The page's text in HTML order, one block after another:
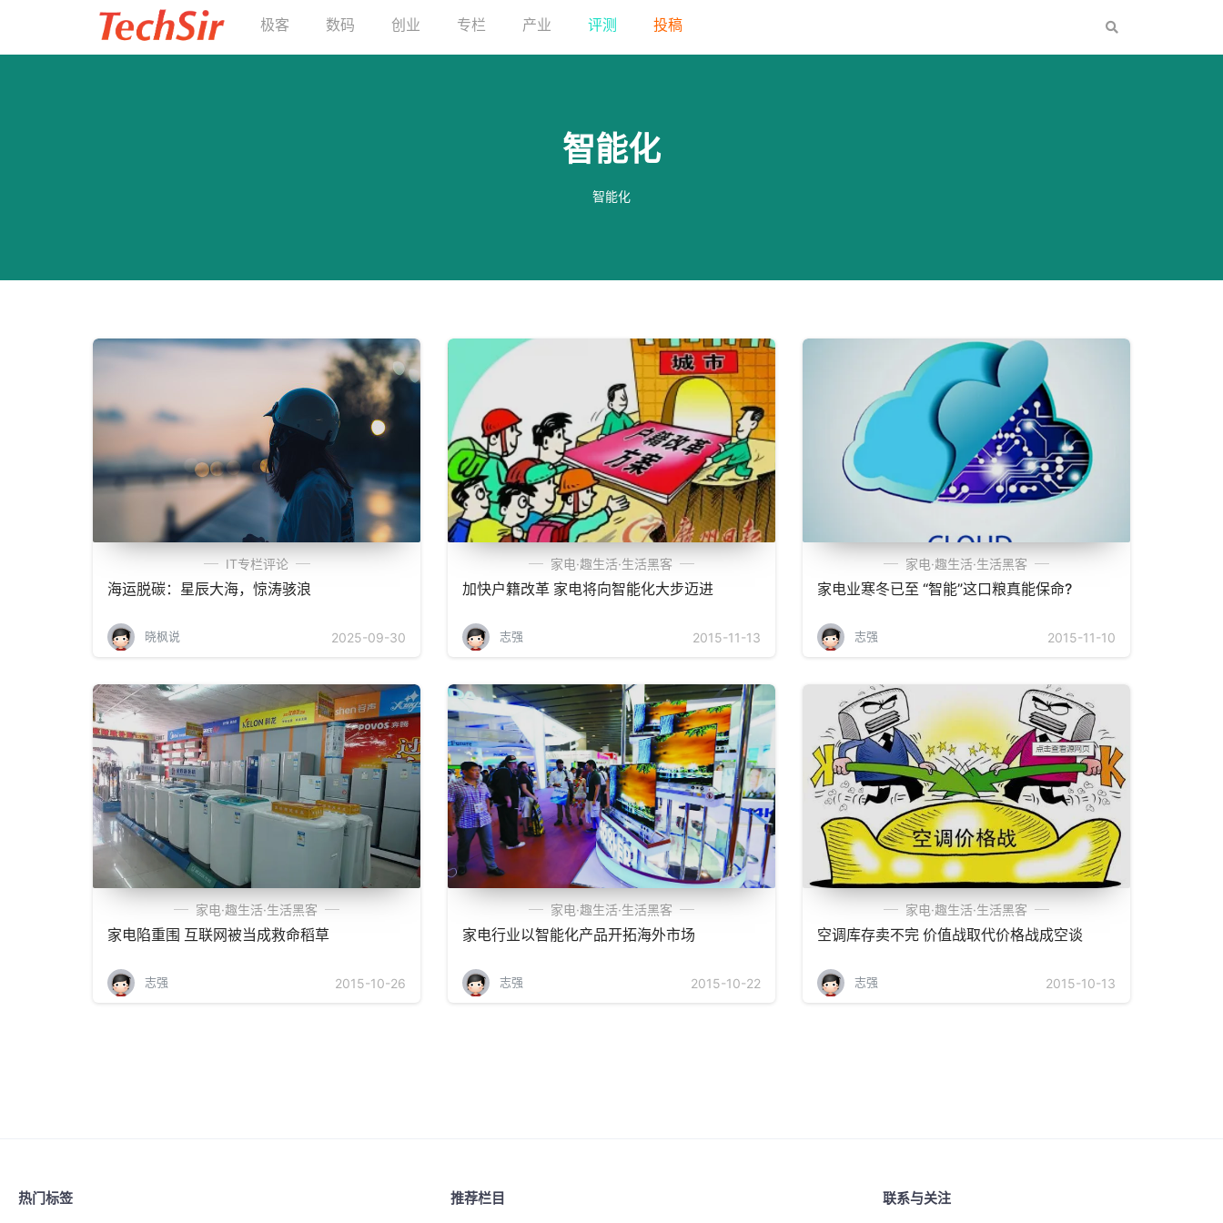
极客 数码 创业 专栏 产业 评测 投稿
智能化
智能化
IT专栏评论
海运脱碳：星辰大海，惊涛骇浪
晓枫说 2025-09-30
家电·趣生活·生活黑客
加快户籍改革 家电将向智能化大步迈进
志强 2015-11-13
家电·趣生活·生活黑客
家电业寒冬已至 “智能”这口粮真能保命?
志强 2015-11-10
家电·趣生活·生活黑客
家电陷重围 互联网被当成救命稻草
志强 2015-10-26
家电·趣生活·生活黑客
家电行业以智能化产品开拓海外市场
志强 2015-10-22
家电·趣生活·生活黑客
空调库存卖不完 价值战取代价格战成空谈
志强 2015-10-13
热门标签 推荐栏目 联系与关注